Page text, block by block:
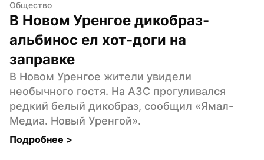
Общество
В Новом Уренгое дикобраз-
альбинос ел хот-доги на
заправке
В Новом Уренгое жители увидели
необычного гостя. На АЗС прогуливался
редкий белый дикобраз, сообщил «Ямал-
Медиа. Новый Уренгой».
Подробнее >